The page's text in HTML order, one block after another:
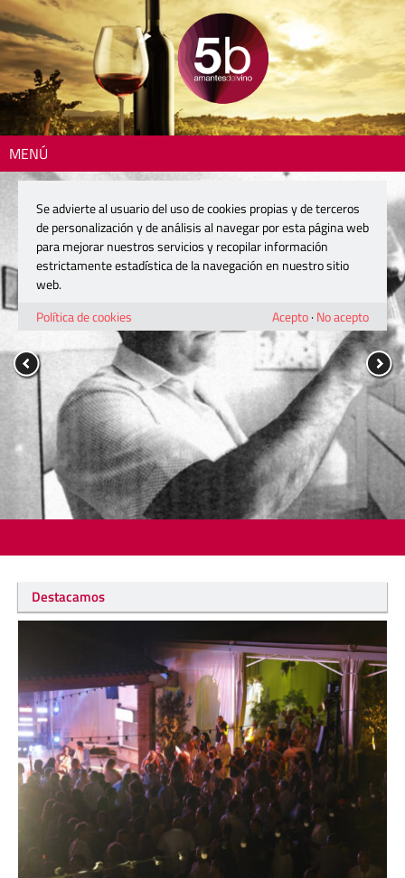
MENÚ
Destacamos
Se advierte al usuario del uso de cookies propias y de terceros
de personalización y de análisis al navegar por esta página web
para mejorar nuestros servicios y recopilar información
estrictamente estadística de la navegación en nuestro sitio
web.
Política de cookies
Acepto· No acepto